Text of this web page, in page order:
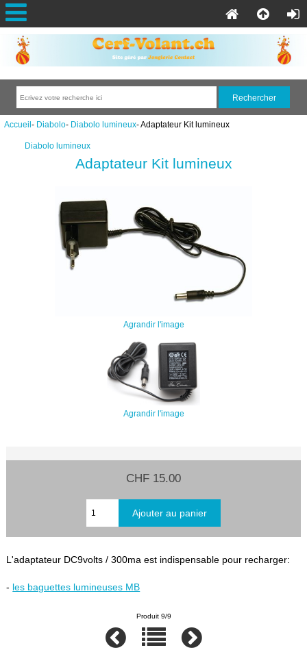
Accueil- Diabolo- Diabolo lumineux- Adaptateur Kit lumineux
Diabolo lumineux
Adaptateur Kit lumineux
Agrandir l'image
Agrandir l'image
CHF 15.00
L'adaptateur DC9volts / 300ma est indispensable pour recharger:
- les baguettes lumineuses MB
Produit 9/9